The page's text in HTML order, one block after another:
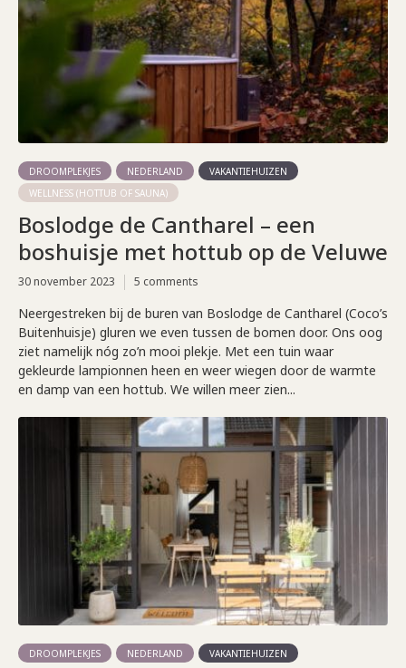
DROOMPLEKJES NEDERLAND
VAKANTIEHUIZEN
WELLNESS (HOTTUB OF SAUNA)
Boslodge de Cantharel – een
boshuisje met hottub op de Veluwe
30 november 2023 5 comments
Neergestreken bij de buren van Boslodge de Cantharel (Coco’s
Buitenhuisje) gluren we even tussen de bomen door. Ons oog
ziet namelijk nóg zo’n mooi plekje. Met een tuin waar
gekleurde lampionnen heen en weer wiegen door de warmte
en damp van een hottub. We willen meer zien...
DROOMPLEKJES NEDERLAND VAKANTIEHUIZEN